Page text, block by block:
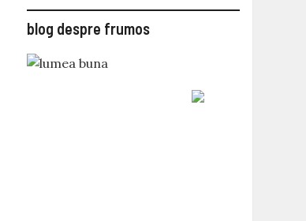
blog despre frumos